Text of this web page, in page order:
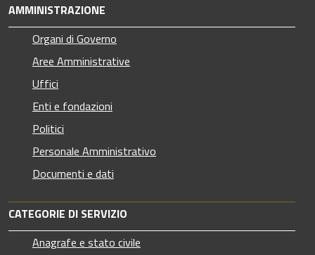
AMMINISTRAZIONE
Organi di Governo
Aree Amministrative
Uffici
Enti e fondazioni
Politici
Personale Amministrativo
Documenti e dati
CATEGORIE DI SERVIZIO
Anagrafe e stato civile